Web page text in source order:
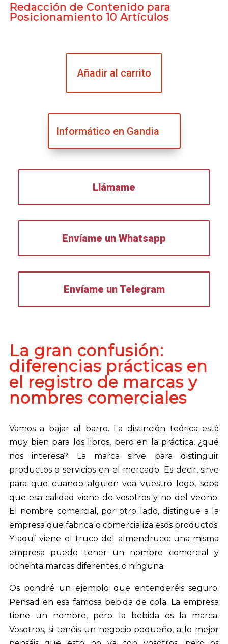
Redacción de Contenido para
Posicionamiento 10 Artículos
Añadir al carrito
Informático en Gandia
Llámame
Envíame un Whatsapp
Envíame un Telegram
La gran confusión:
diferencias prácticas en
el registro de marcas y
nombres comerciales
Vamos a bajar al barro. La distinción teórica está
muy bien para los libros, pero en la práctica, ¿qué
nos interesa? La marca sirve para distinguir
productos o servicios en el mercado. Es decir, sirve
para que cuando alguien vea vuestro logo, sepa
que esa calidad viene de vosotros y no del vecino.
El nombre comercial, por otro lado, distingue a la
empresa que fabrica o comercializa esos productos.
Y aquí viene el truco del almendruco: una misma
empresa puede tener un nombre comercial y
ochenta marcas diferentes, o ninguna.
Os pondré un ejemplo que entenderéis seguro.
Pensad en esa famosa bebida de cola. La empresa
tiene un nombre, pero la bebida es la marca.
Vosotros, si tenéis un negocio pequeño, a lo mejor